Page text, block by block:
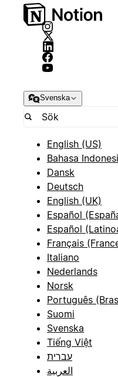
Svenska
English (US)
Bahasa
Dansk
Deutsch
English (UK)
Español
Español
Français
Italiano
Nederlands
Norsk
Português
Suomi
Svenska
Tiếng Việt
עברית
العربية